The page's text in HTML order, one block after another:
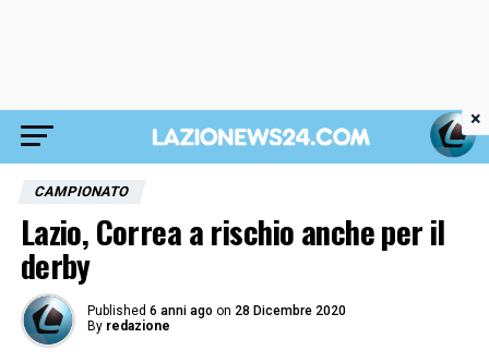
CAMPIONATO
Lazio, Correa a rischio anche per il
derby
Published 6 anni ago on 28 Dicembre 2020
By redazione
×